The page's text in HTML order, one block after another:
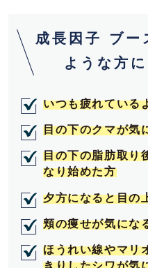
成長因子 ブー
ような方
いつも疲れている
目の下のクマが気
目の下の脂肪取り
なり始めた方
夕方になると目の
頬の痩せが気にな
ほうれい線やマリ